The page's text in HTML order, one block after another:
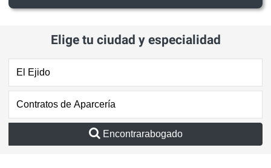
Elige tu ciudad y especialidad
Encontrarabogado